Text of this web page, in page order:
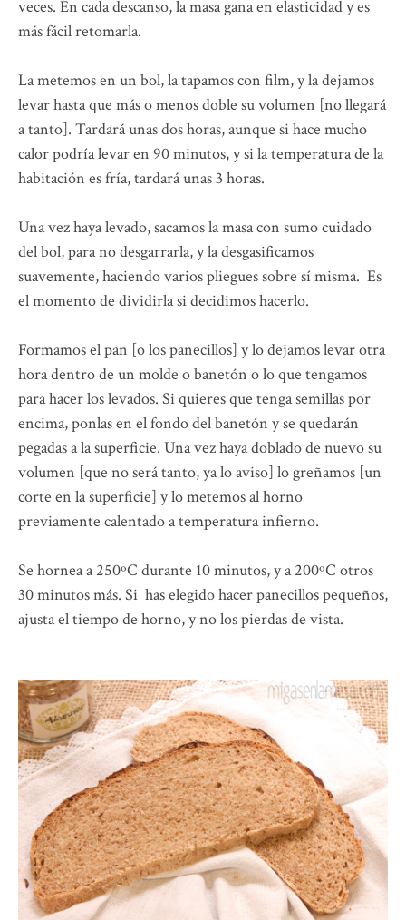
veces. En cada descanso, la masa gana en elasticidad y es
más fácil retomarla.
La metemos en un bol, la tapamos con film, y la dejamos
levar hasta que más o menos doble su volumen [no llegará
a tanto]. Tardará unas dos horas, aunque si hace mucho
calor podría levar en 90 minutos, y si la temperatura de la
habitación es fría, tardará unas 3 horas.
Una vez haya levado, sacamos la masa con sumo cuidado
del bol, para no desgarrarla, y la desgasificamos
suavemente, haciendo varios pliegues sobre sí misma. Es
el momento de dividirla si decidimos hacerlo.
Formamos el pan [o los panecillos] y lo dejamos levar otra
hora dentro de un molde o banetón o lo que tengamos
para hacer los levados. Si quieres que tenga semillas por
encima, ponlas en el fondo del banetón y se quedarán
pegadas a la superficie. Una vez haya doblado de nuevo su
volumen [que no será tanto, ya lo aviso] lo greñamos [un
corte en la superficie] y lo metemos al horno
previamente calentado a temperatura infierno.
Se hornea a 250ºC durante 10 minutos, y a 200ºC otros
30 minutos más. Si has elegido hacer panecillos pequeños,
ajusta el tiempo de horno, y no los pierdas de vista.